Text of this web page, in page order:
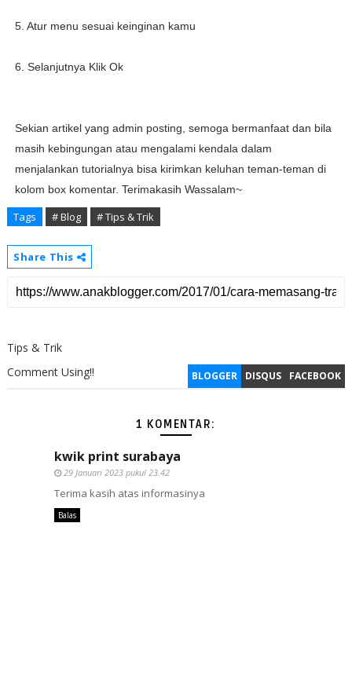
5. Atur menu sesuai keinginan kamu
6. Selanjutnya Klik Ok
Sekian artikel yang admin posting, semoga bermanfaat dan bila
masih kebingungan atau mengalami kendala dalam
menjalankan tutorialnya bisa kirimkan keluhan teman-teman di
kolom box komentar. Terimakasih Wassalam~
Tags # Blog # Tips & Trik
Share This
Tips & Trik
BLOGGER DISQUS FACEBOOK
Comment Using!!
1 KOMENTAR:
kwik print surabaya
29 Januari 2023 pukul 23.42
Terima kasih atas informasinya
Balas